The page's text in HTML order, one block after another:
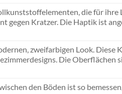
die für ihre
gegen Kratzer. Die Haptik ist
zweifarbigen Look. Diese
Die Oberflächen
den Böden ist so